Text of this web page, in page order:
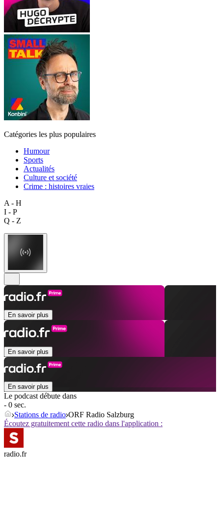
Catégories les plus populaires
Humour
Sports
Actualités
Culture et société
Crime : histoires vraies
A - H
I - P
Q - Z
En savoir plus
En savoir plus
En savoir plus
Le podcast débute dans
- 0 sec.
Stations de radio ORF Radio Salzburg
Écoutez gratuitement cette radio dans l'application :
radio.fr